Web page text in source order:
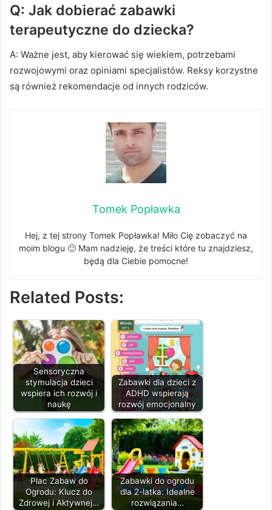
Q: Jak dobierać zabawki
terapeutyczne do dziecka?
A: Ważne jest, aby kierować się wiekiem, potrzebami
rozwojowymi oraz opiniami specjalistów. Reksy korzystne
są również rekomendacje od innych rodziców.
Tomek Popławka
Hej, z tej strony Tomek Popławka! Miło Cię zobaczyć na
moim blogu 🙂 Mam nadzieję, że treści które tu znajdziesz,
będą dla Ciebie pomocne!
Related Posts:
Sensoryczna
stymulacja dzieci
wspiera ich rozwój i
naukę
Zabawki dla dzieci z
ADHD wspierają
rozwój emocjonalny
Plac Zabaw do
Ogrodu: Klucz do
Zdrowej i Aktywnej…
Zabawki do ogrodu
dla 2-latka: Idealne
rozwiązania…